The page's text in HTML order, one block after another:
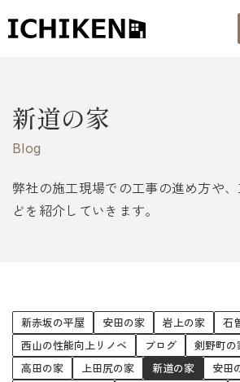
ブログ
施工事例
太陽に素直な家
未来に住み継ぐ平屋
新道の家
Blog
弊社の施工現場での工事の進め方や
どを紹介していきます。
新赤坂の平屋 安田の家 岩上の家
石
西山の性能向上リノベ
ブログ 剣野町の
高田の家
上田尻の家 新道の家
安田